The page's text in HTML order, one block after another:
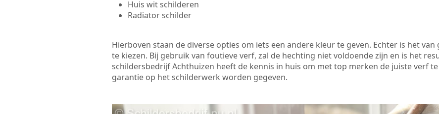
Huis wit schilderen
Radiator schilder
Hierboven staan de diverse opties om iets een andere kleur te geven. Echter is het
te kiezen. Bij gebruik van foutieve verf, zal de hechting niet voldoende zijn en is het
schildersbedrijf Achthuizen heeft de kennis in huis om met top merken de juiste verf
garantie op het schilderwerk worden gegeven.